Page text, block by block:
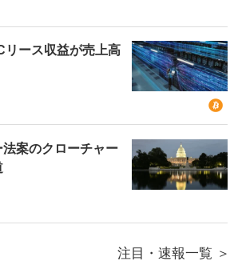
リース収益が売上高
案のクローチャー
注目・速報一覧